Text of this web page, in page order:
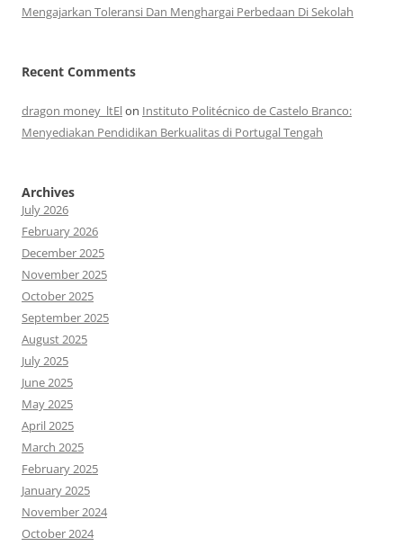
Mengajarkan Toleransi Dan Menghargai Perbedaan Di Sekolah
Recent Comments
dragon money_ltElon Instituto Politécnico de Castelo Branco:
Menyediakan Pendidikan Berkualitas di Portugal Tengah
Archives
July 2026
February 2026
December 2025
November 2025
October 2025
September 2025
August 2025
July 2025
June 2025
May 2025
April 2025
March 2025
February 2025
January 2025
November 2024
October 2024